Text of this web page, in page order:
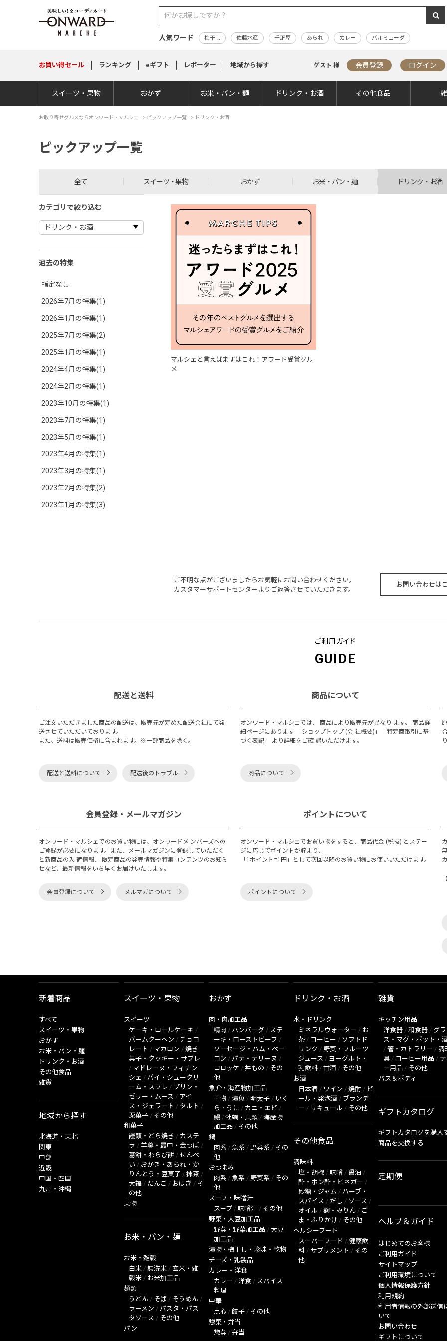
人気ワード 梅干し 佐藤水産 千疋屋 あられ カレー バルミューダ
お買い得セール ランキング eギフト レポーター 地域から探す ゲスト 様 会員登録 ログイン
スイーツ・果物 おかず お米・パン・麺 ドリンク・お酒 その他食品
お取り寄せグルメならオンワード・マルシェ > ピックアップ一覧 > ドリンク・お酒
ピックアップ一覧
全て スイーツ・果物 おかず お米・パン・麺 ドリンク・お酒
カテゴリで絞り込む
過去の特集
指定なし
2026年7月の特集(1)
2026年1月の特集(1)
2025年7月の特集(2)
2025年1月の特集(1)
2024年4月の特集(1)
2024年2月の特集(1)
2023年10月の特集(1)
2023年7月の特集(1)
2023年5月の特集(1)
2023年4月の特集(1)
2023年3月の特集(1)
2023年2月の特集(2)
2023年1月の特集(3)
マルシェと言えばまずはこれ！アワード受賞グル
メ
ご不明な点がございましたらお気軽にお問い合わせください。
カスタマーサポートセンターよりご返答させていただきます。
お問い合わせは
ご利用ガイド
GUIDE
配送と送料
ご注文いただきました商品の配送は、販売元が定めた配送会社にて発
送させていただいております。
また、送料は販売価格に含まれます。※一部商品を除く。
配送と送料について 配送後のトラブル
商品について
オンワード・マルシェでは、 商品により販売元が異なり ます。 商品詳
細ページにあります 「ショップトップ (会 社概要)」「特定商取引に基
づく表記」 より詳細をご確 認いただけます。
商品について
会員登録・メールマガジン
オンワード・マルシェでのお買い物には、オンワードメ ンバーズへの
ご登録が必要になります。また、メールマガジンに登録していただく
と新商品の入 荷情報、 限定商品の発売情報や特集コンテンツのお知ら
せなど、最新情報をいち早くお届けいたします。
会員登録について メルマガについて
ポイントについて
オンワード・マルシェでお買い物をすると、商品代金 (税抜) とステー
ジに応じてポイントが貯まり、
「1ポイント=1円」として次回以降のお買い物にお使いいただけます。
ポイントについて
新着商品
すべて
スイーツ・果物
おかず
お米・パン・麺
ドリンク・お酒
その他食品
雑貨
地域から探す
北海道・東北
関東
中部
近畿
中国・四国
九州・沖縄
スイーツ・果物
スイーツ
ケーキ・ロールケーキ /
バームクーヘン / チョコ
レート / マカロン / 焼き
菓子・クッキー・サブレ
/ マドレーヌ・フィナン
シェ / パイ・シュークリ
ーム・スフレ / プリン・
ゼリー・ムース / アイ
ス・ジェラート / タルト /
栗菓子 / その他
和菓子
饅頭・どら焼き / カステ
ラ / 羊羹・最中・金つば /
葛餅・わらび餅 / せんべ
い / おかき・あられ・か
りんとう・豆菓子 / 抹茶 /
大福 / だんご / おはぎ / そ
の他
果物
お米・パン・麺
お米・雑穀
白米 / 無洗米 / 玄米・雑
穀米 / お米加工品
麺類
うどん / そば / そうめん /
ラーメン / パスタ・パス
タソース / その他
パン
おかず
肉・肉加工品
精肉 / ハンバーグ / ステ
ーキ・ローストビーフ /
ソーセージ・ハム・ベー
コン / パテ・テリーヌ /
コロッケ / 丼もの / その
他
魚介・海産物加工品
干物 / 漬魚 / 明太子 / いく
ら・うに / カニ・エビ /
鰻 / 牡蠣・貝類 / 海産物
加工品 / その他
鍋
肉系 / 魚系 / 野菜系 / その
他
おつまみ
肉系 / 魚系 / 野菜系 / その
他
スープ・味噌汁
スープ / 味噌汁 / その他
野菜・大豆加工品
野菜・野菜加工品 / 大豆
加工品
漬物・梅干し・珍味・乾物
チーズ・乳製品
カレー・洋食
カレー / 洋食 / スパイス
料理
中華
点心 / 餃子 / その他
惣菜・弁当
惣菜 / 弁当
ドリンク・お酒
水・ドリンク
ミネラルウォーター / お
茶 / コーヒー / ソフトド
リンク / 野菜・フルーツ
ジュース / ヨーグルト・
乳飲料 / 甘酒 / その他
お酒
日本酒 / ワイン / 焼酎 / ビ
ール・発泡酒 / ブランデ
ー / リキュール / その他
その他食品
調味料
塩・胡椒 / 味噌 / 醤油 /
酢・ポン酢・ビネガー /
砂糖・ジャム / ハーブ・
スパイス / だし / ソース /
オイル / 麹・みりん / ご
ま・ふりかけ / その他
ヘルシーフード
スーパーフード / 健康飲
料 / サプリメント / その
他
雑貨
キッチン用品
洋食器 / 和食器 / グラ
ス・マグ・ポット・
/ 箸・カトラリー / 調
具 / コーヒー用品 /
ー用品 / その他
バス＆ボディ
ギフトカタログ
ギフトカタログを購入
商品を交換する
定期便
ヘルプ＆ガイド
はじめてのお客様
ご利用ガイド
サイトマップ
ご利用環境について
個人情報保護方針
利用規約
利用者情報の外部送信
いて
お問い合わせ
ギフトについて